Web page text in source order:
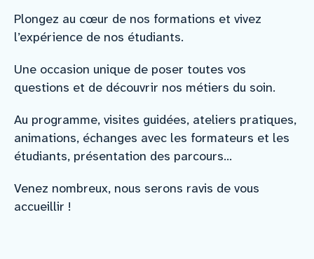
Plongez au cœur de nos formations et vivez
l’expérience de nos étudiants.
Une occasion unique de poser toutes vos
questions et de découvrir nos métiers du soin.
Au programme, visites guidées, ateliers pratiques,
animations, échanges avec les formateurs et les
étudiants, présentation des parcours…
Venez nombreux, nous serons ravis de vous
accueillir !